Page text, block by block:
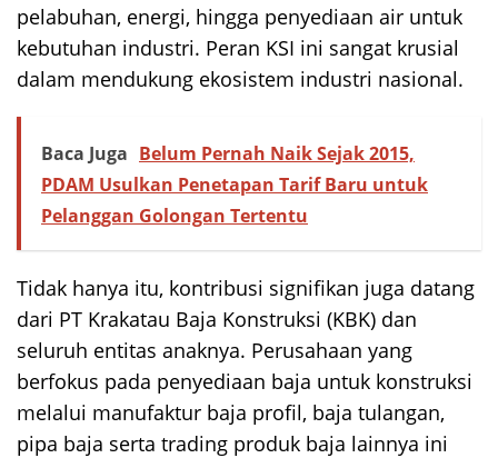
pelabuhan, energi, hingga penyediaan air untuk
kebutuhan industri. Peran KSI ini sangat krusial
dalam mendukung ekosistem industri nasional.
Baca Juga Belum Pernah Naik Sejak 2015,
PDAM Usulkan Penetapan Tarif Baru untuk
Pelanggan Golongan Tertentu
Tidak hanya itu, kontribusi signifikan juga datang
dari PT Krakatau Baja Konstruksi (KBK) dan
seluruh entitas anaknya. Perusahaan yang
berfokus pada penyediaan baja untuk konstruksi
melalui manufaktur baja profil, baja tulangan,
pipa baja serta trading produk baja lainnya ini